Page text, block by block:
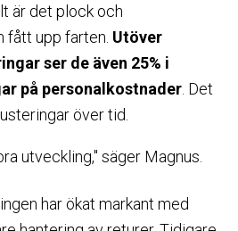
är det plock och
fått upp farten. Utöver
ser de även 25% i
på personalkostnader . Det
över tid.
utveckling," säger Magnus.
har ökat markant med